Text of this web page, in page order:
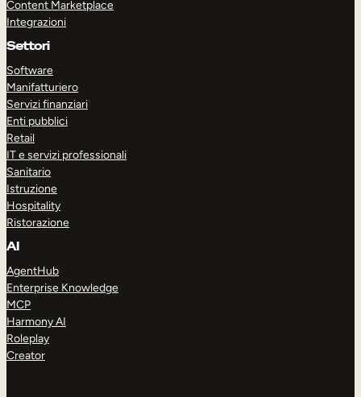
Content Marketplace
Integrazioni
Settori
Software
Manifatturiero
Servizi finanziari
Enti pubblici
Retail
IT e servizi professionali
Sanitario
Istruzione
Hospitality
Ristorazione
AI
AgentHub
Enterprise Knowledge
MCP
Harmony AI
Roleplay
Creator